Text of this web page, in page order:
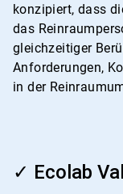
konzipiert, dass
das
gleichzeitiger
Anforderungen,
in der
✓ Ecolab